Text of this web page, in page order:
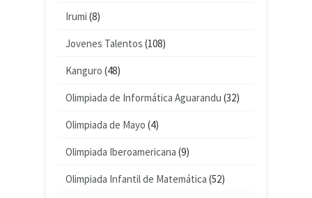
Irumi (8)
Jovenes Talentos (108)
Kanguro (48)
Olimpiada de Informática Aguarandu (32)
Olimpiada de Mayo (4)
Olimpiada Iberoamericana (9)
Olimpiada Infantil de Matemática (52)